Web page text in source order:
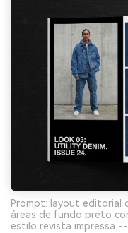
Prompt: layout editorial
áreas de fundo preto
estilo revista impressa